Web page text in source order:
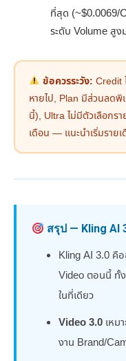
ที่สุด (~$0.0069/
ระดับ Volume สูง
ข้อควรระวัง: Credit
หายไป, Plan มีส่วนลดพิ
นี้), Ultra ไม่มีตัวเลือกร
เดือน — แนะนำเริ่มราย
สรุป — Kling AI
Kling AI 3.0 คื
Video ตอนนี้ ทั้
ในที่เดียว
Video 3.0 เหม
งาน Brand/